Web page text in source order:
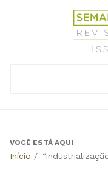
Revista
Científica
Semana
Back
VOCÊ ESTÁ AQUI
Início /